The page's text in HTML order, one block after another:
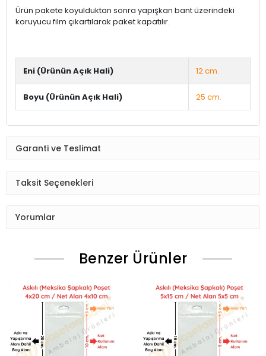
Ürün pakete koyulduktan sonra yapışkan bant üzerindeki
koruyucu film çıkartılarak paket kapatılır.
Eni (Ürünün Açık Hali) 12 cm.
Boyu (Ürünün Açık Hali) 25 cm.
Garanti ve Teslimat
Taksit Seçenekleri
Yorumlar
Benzer Ürünler